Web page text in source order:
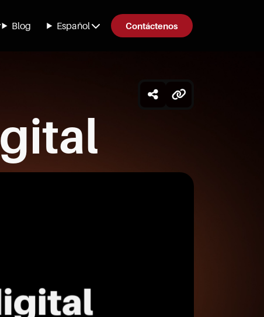
Blog Español Contáctenos